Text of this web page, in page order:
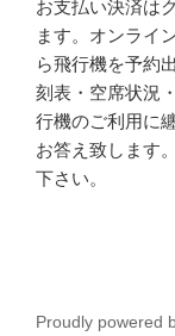
お支払い決済は
ます。オンライ
ら飛行機を予約
刻表・空席状況
行機のご利用に
お答え致します
下さい。
Proudly powered